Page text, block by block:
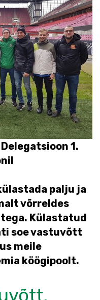
1.
palju ja
võrreldes
Külastatud
soe vastuvõtt
meile
köögipoolt.